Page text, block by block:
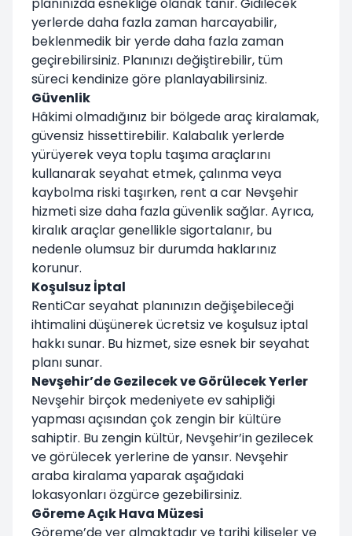
yerlerde daha fazla zaman harcayabilir,
beklenmedik bir yerde daha fazla zaman
geçirebilirsiniz. Planınızı değiştirebilir, tüm
süreci kendinize göre planlayabilirsiniz.
Güvenlik
Hâkimi olmadığınız bir bölgede araç kiralamak,
güvensiz hissettirebilir. Kalabalık yerlerde
yürüyerek veya toplu taşıma araçlarını
kullanarak seyahat etmek, çalınma veya
kaybolma riski taşırken, rent a car Nevşehir
hizmeti size daha fazla güvenlik sağlar. Ayrıca,
kiralık araçlar genellikle sigortalanır, bu
nedenle olumsuz bir durumda haklarınız
korunur.
Koşulsuz İptal
RentiCar seyahat planınızın değişebileceği
ihtimalini düşünerek ücretsiz ve koşulsuz iptal
hakkı sunar. Bu hizmet, size esnek bir seyahat
planı sunar.
Nevşehir’de Gezilecek ve Görülecek Yerler
Nevşehir birçok medeniyete ev sahipliği
yapması açısından çok zengin bir kültüre
sahiptir. Bu zengin kültür, Nevşehir’in gezilecek
ve görülecek yerlerine de yansır. Nevşehir
araba kiralama yaparak aşağıdaki
lokasyonları özgürce gezebilirsiniz.
Göreme Açık Hava Müzesi
Göreme’de yer almaktadır ve tarihi kiliseler ve